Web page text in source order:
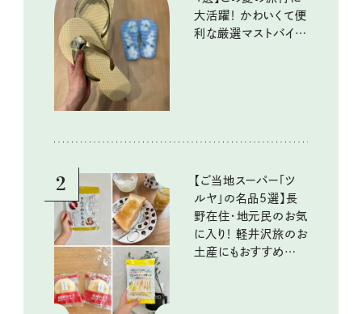
大活躍！ かわいくて便
利な厳選マストバイア
2
【ご当地スーパー「ツ
ルヤ」の名品5選】長
野在住・地元民のお気
に入り！ 軽井沢旅のお
土産にもおすすめのお